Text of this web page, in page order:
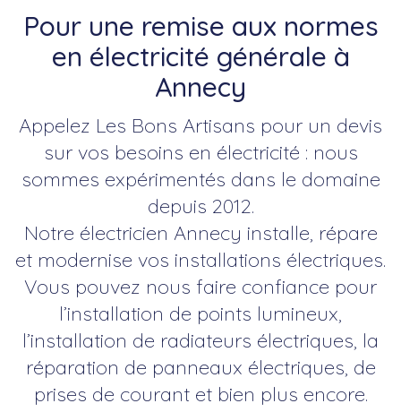
Pour une remise aux normes
en électricité générale à
Annecy
Appelez Les Bons Artisans pour un devis
sur vos besoins en électricité : nous
sommes expérimentés dans le domaine
depuis 2012.
Notre électricien Annecy installe, répare
et modernise vos installations électriques.
Vous pouvez nous faire confiance pour
l’installation de points lumineux,
l’installation de radiateurs électriques, la
réparation de panneaux électriques, de
prises de courant et bien plus encore.